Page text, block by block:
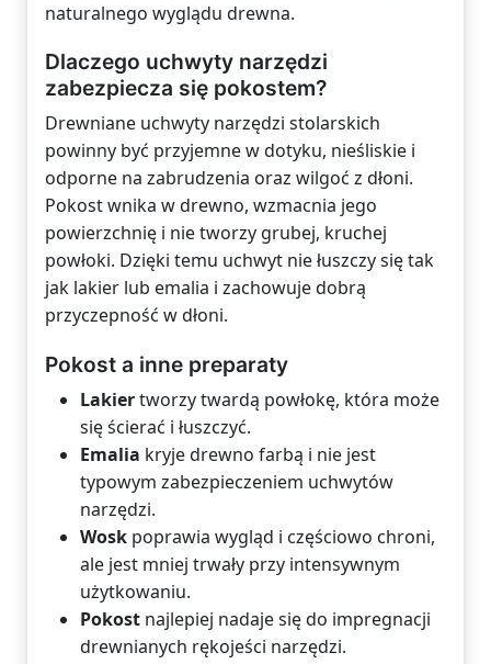
naturalnego wyglądu drewna.
Dlaczego uchwyty narzędzi
zabezpiecza się pokostem?
Drewniane uchwyty narzędzi stolarskich
powinny być przyjemne w dotyku, nieśliskie i
odporne na zabrudzenia oraz wilgoć z dłoni.
Pokost wnika w drewno, wzmacnia jego
powierzchnię i nie tworzy grubej, kruchej
powłoki. Dzięki temu uchwyt nie łuszczy się tak
jak lakier lub emalia i zachowuje dobrą
przyczepność w dłoni.
Pokost a inne preparaty
Lakiertworzy twardą powłokę, która może
się ścierać i łuszczyć.
Emalia kryje drewno farbą i nie jest
typowym zabezpieczeniem uchwytów
narzędzi.
Wosk poprawia wygląd i częściowo chroni,
ale jest mniej trwały przy intensywnym
użytkowaniu.
Pokost najlepiej nadaje się do impregnacji
drewnianych rękojeści narzędzi.